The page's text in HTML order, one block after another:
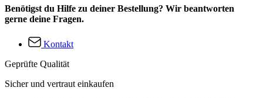
Benötigst du Hilfe zu deiner Bestellung? Wir beantworten
gerne deine Fragen.
Kontakt
Geprüfte Qualität
Sicher und vertraut einkaufen